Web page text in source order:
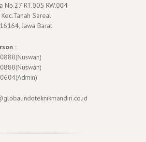
No.27 RT.005 RW.004
Sareal
Jawa Barat
: